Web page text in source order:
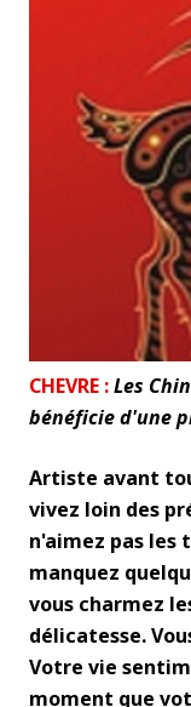
CHEVRE :Les
bénéficie d'une
Artiste avant
vivez loin des
n'aimez pas les
manquez
vous charmez
délicatesse.
Votre vie
moment que